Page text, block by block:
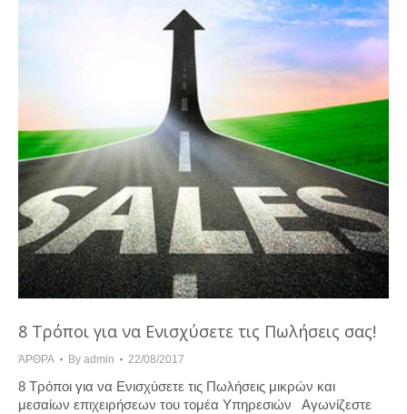
8 Τρόποι για να Ενισχύσετε τις Πωλήσεις σας!
ΆΡΘΡΑ By admin 22/08/2017
8 Τρόποι για να Ενισχύσετε τις Πωλήσεις μικρών και
μεσαίων επιχειρήσεων του τομέα Υπηρεσιών Αγωνίζεστε